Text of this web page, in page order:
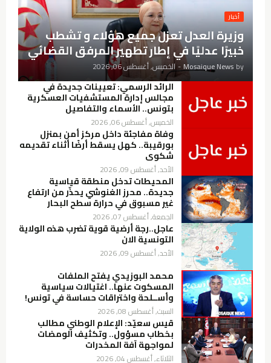
أخبار
وزيرة العدل تعزل جميع هؤلاء و تشطب
خبيرًا عدليًا في إطار تطهير المرفق القضائي
by
Mosaique News
- الخميس, أغسطس 06, 2026
الرائد الرسمي: تعيينات جديدة في
مجالس إدارة المستشفيات العسكرية
بتونس.. الأسماء والتفاصيل
الخميس, أغسطس 06, 2026
وفاة مفاجئة داخل مركز أمن بمنزل
بورقيبة.. كهل يسقط أرضًا أثناء تقديمه
شكوى
الأحد, أغسطس 09, 2026
المحيطات تدخل منطقة قياسية
جديدة.. محرز الغنوشي يحذّر من ارتفاع
غير مسبوق في حرارة سطح البحار
الجمعة, أغسطس 07, 2026
عاجل..رجة أرضية قوية تضرب هذه الولاية
التونسية الان
الأحد, أغسطس 09, 2026
محمد البوزيدي يفتح الملفات
المسكوت عنها.. اغتيالات سياسية
وأســلحة واختراقات حساسة في تونس!
السبت, أغسطس 08, 2026
قيس سعيّد: الإعلام الوطني مطالب
بخطاب مسؤول.. وتكثيف الومضات
لمواجهة آفة المخدرات
الثلاثاء, أغسطس 04, 2026